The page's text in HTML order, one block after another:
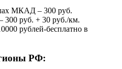
МКАД – 300 руб.
руб. + 30 руб./км.
рублей-бесплатно в
РФ: